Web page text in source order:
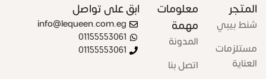
المتجر
شنط بيبي
مستلزمات
العناية
معلومات
مهمة
المدونة
اتصل بنا
ابق على تواصل
info@lequeen.com.eg
01155553061
01155553061